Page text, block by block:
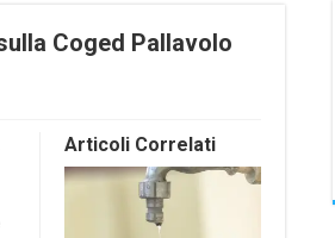
Coged Pallavolo
Articoli Correlati